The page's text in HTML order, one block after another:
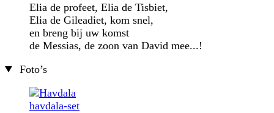
Elia de profeet, Elia de Tisbiet,
Elia de Gileadiet, kom snel,
en breng bij uw komst
de Messias, de zoon van David mee...!
Foto’s
havdala-set